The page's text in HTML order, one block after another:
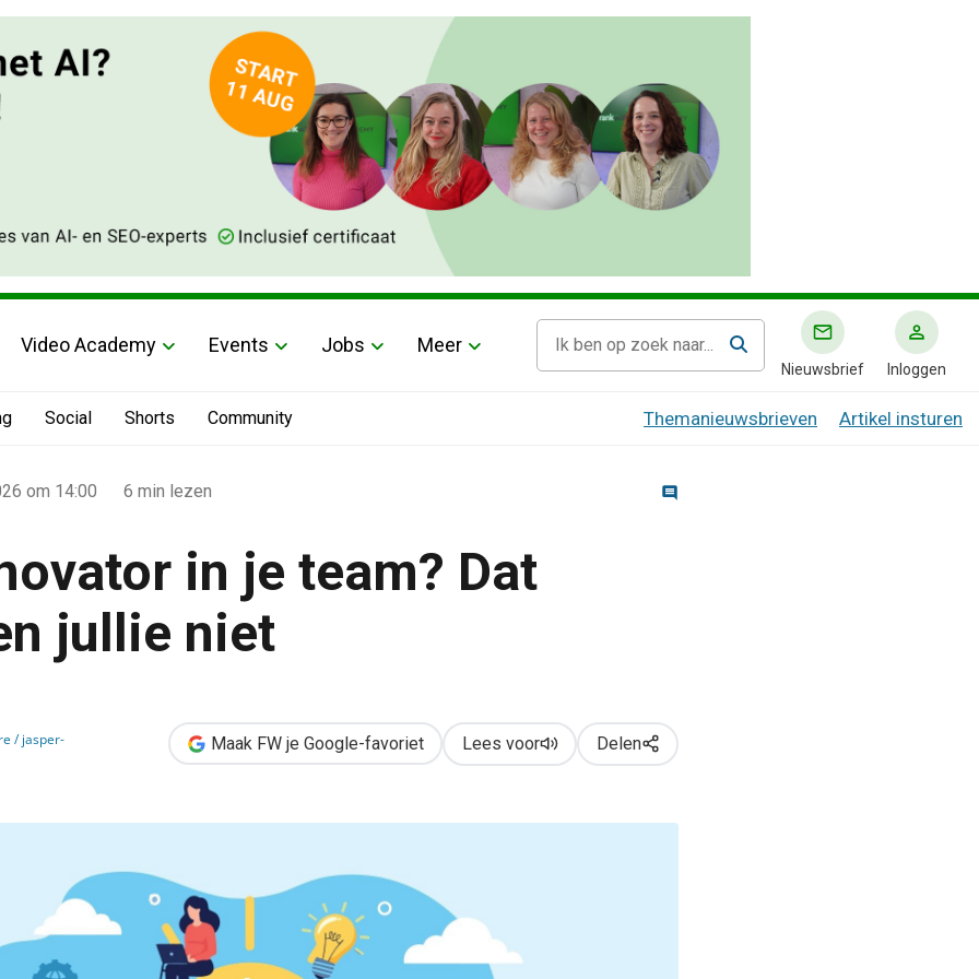
Video Academy Events Jobs Meer
Nieuwsbrief Inloggen
Social Shorts Community Themanieuwsbrieven Artikel insturen
om 14:00 6 min lezen
in je team? Dat
jullie niet
/ jasper-
Maak FW je Google-favoriet Lees voor Delen